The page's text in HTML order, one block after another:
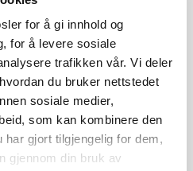
for å gi innhold og
for å levere sosiale
trafikken vår. Vi deler
du bruker nettstedet
sosiale medier,
som kan kombinere den
har gjort tilgjengelig for dem,
gjennom din bruk av
man bor i.
oppvaskmaskintabletter,
eggholdere, vinglass,
kjøkkenpapir,